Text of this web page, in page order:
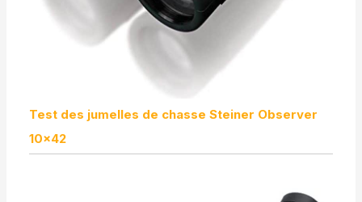
Test des jumelles de chasse Steiner Observer
10×42